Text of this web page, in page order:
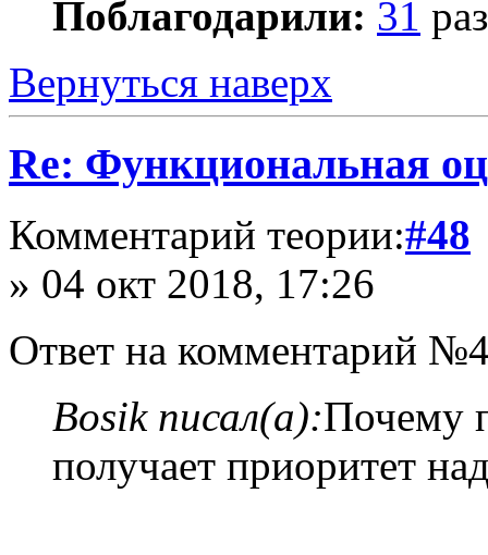
Поблагодарили: 31
Вернуться наверх
Re: Функциональная
Комментарий теории:#48
» 04 окт 2018, 17:26
Ответ на комментарий
Bosik писал(а):Почему
получает приоритет